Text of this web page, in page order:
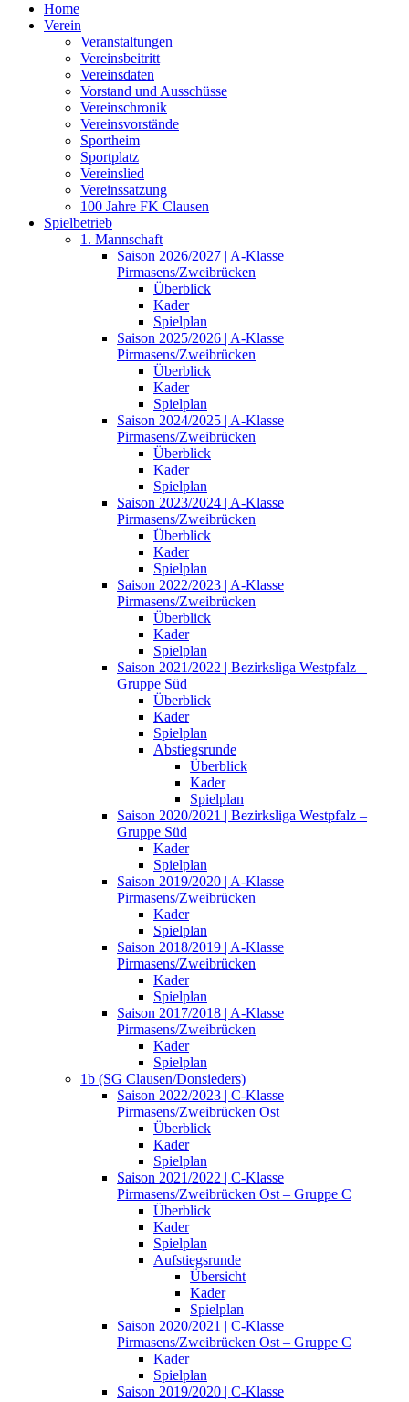
Home
Verein
Veranstaltungen
Vereinsbeitritt
Vereinsdaten
Vorstand und Ausschüsse
Vereinschronik
Vereinsvorstände
Sportheim
Sportplatz
Vereinslied
Vereinssatzung
100 Jahre FK Clausen
Spielbetrieb
1. Mannschaft
Saison 2026/2027 | A-Klasse
Pirmasens/Zweibrücken
Überblick
Kader
Spielplan
Saison 2025/2026 | A-Klasse
Pirmasens/Zweibrücken
Überblick
Kader
Spielplan
Saison 2024/2025 | A-Klasse
Pirmasens/Zweibrücken
Überblick
Kader
Spielplan
Saison 2023/2024 | A-Klasse
Pirmasens/Zweibrücken
Überblick
Kader
Spielplan
Saison 2022/2023 | A-Klasse
Pirmasens/Zweibrücken
Überblick
Kader
Spielplan
Saison 2021/2022 | Bezirksliga Westpfalz –
Gruppe Süd
Überblick
Kader
Spielplan
Abstiegsrunde
Überblick
Kader
Spielplan
Saison 2020/2021 | Bezirksliga Westpfalz –
Gruppe Süd
Kader
Spielplan
Saison 2019/2020 | A-Klasse
Pirmasens/Zweibrücken
Kader
Spielplan
Saison 2018/2019 | A-Klasse
Pirmasens/Zweibrücken
Kader
Spielplan
Saison 2017/2018 | A-Klasse
Pirmasens/Zweibrücken
Kader
Spielplan
1b (SG Clausen/Donsieders)
Saison 2022/2023 | C-Klasse
Pirmasens/Zweibrücken Ost
Überblick
Kader
Spielplan
Saison 2021/2022 | C-Klasse
Pirmasens/Zweibrücken Ost – Gruppe C
Überblick
Kader
Spielplan
Aufstiegsrunde
Übersicht
Kader
Spielplan
Saison 2020/2021 | C-Klasse
Pirmasens/Zweibrücken Ost – Gruppe C
Kader
Spielplan
Saison 2019/2020 | C-Klasse